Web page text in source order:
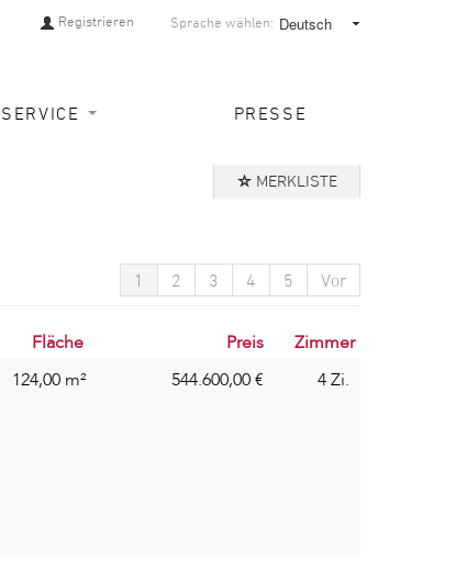
Sprache wählen:
Registrieren
SERVICE PRESSE
MERKLISTE
1 2 3 4 5 Vor
Fläche Preis Zimmer
124,00 m² 544.600,00€ 4 Zi.